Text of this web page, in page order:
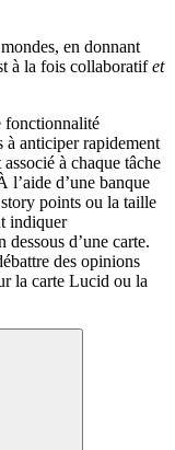
en donnant
à la fois collaboratifet
fonctionnalité
à anticiper rapidement
à chaque tâche
l’aide d’une banque
points ou la taille
indiquer
d’une carte.
des opinions
la carte Lucid ou la